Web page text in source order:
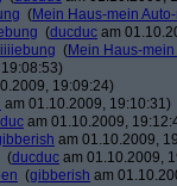
(Mein Haus-mein
(ducduc am
(Mein Haus-
19:09:24)
am 01.10.2009, 19:10:31)
am 01.10.2009,
am 01.10.2009,
(ducduc am 01.10.2009,
(gibberish am